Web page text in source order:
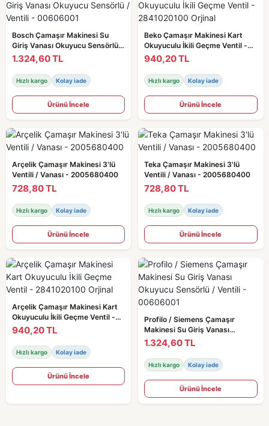
Bosch Çamaşır Makinesi Su
Giriş Vanası Okuyucu Sensörlü /
Ventili - 00606001
1.324,60 TL
Hızlı kargo Kolay iade
Ürünü İncele
Beko Çamaşır Makinesi Kart
Okuyuculu İkili Geçme Ventil -
2841020100 Orjinal
940,20 TL
Hızlı kargo Kolay iade
Ürünü İncele
Arçelik Çamaşır Makinesi 3'lü
Ventili / Vanası - 2005680400
728,80 TL
Hızlı kargo Kolay iade
Ürünü İncele
Teka Çamaşır Makinesi 3'lü
Ventili / Vanası - 2005680400
728,80 TL
Hızlı kargo Kolay iade
Ürünü İncele
Arçelik Çamaşır Makinesi Kart
Okuyuculu İkili Geçme Ventil -
2841020100 Orjinal
940,20 TL
Hızlı kargo Kolay iade
Ürünü İncele
Profilo / Siemens Çamaşır
Makinesi Su Giriş Vanası
Okuyucu Sensörlü / Ventili -
00606001
1.324,60 TL
Hızlı kargo Kolay iade
Ürünü İncele